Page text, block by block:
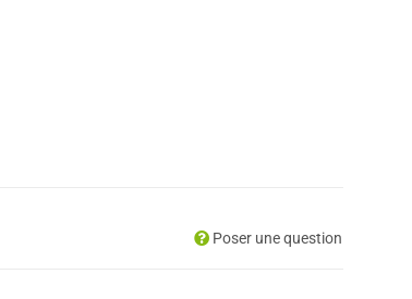
Poser une question